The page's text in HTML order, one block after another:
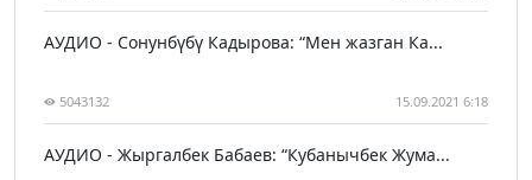
АУДИО - Сонунбүбү Кадырова: “Мен жазган Ка...
5043132 15.09.2021 6:18
АУДИО - Жыргалбек Бабаев: “Кубанычбек Жума...